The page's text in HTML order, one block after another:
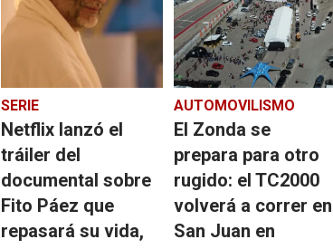
SERIE
Netflix lanzó el
tráiler del
documental sobre
Fito Páez que
repasará su vida,
AUTOMOVILISMO
El Zonda se
prepara para otro
rugido: el TC2000
volverá a correr en
San Juan en